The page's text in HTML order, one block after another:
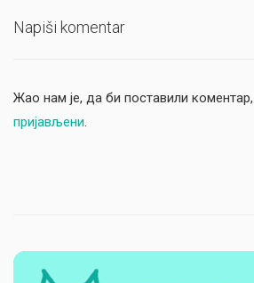
Napiši komentar
Жао нам је, да би поставили
пријављени.